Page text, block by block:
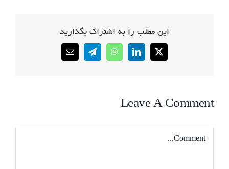
این مطلب را به اشتراک بگذارید
X
LinkedIn
WhatsApp
Telegram
Email
Leave A Comment